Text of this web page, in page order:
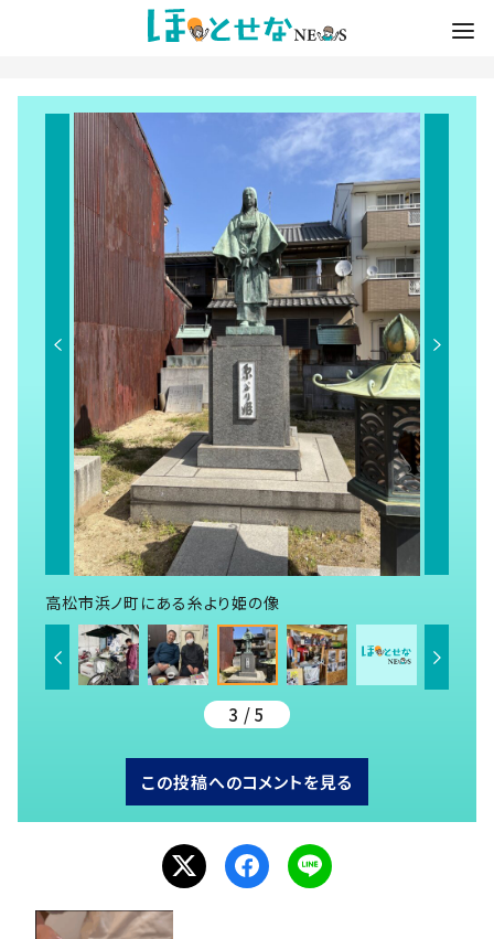
高松市浜ノ町にある糸より姫の像
3 / 5
この投稿へのコメントを見る